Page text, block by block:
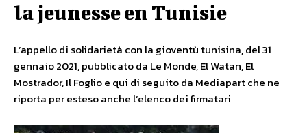
la jeunesse en Tunisie
L’appello di solidarietà con la gioventù tunisina, del 31
gennaio 2021, pubblicato da Le Monde, El Watan, El
Mostrador, Il Foglio e qui di seguito da Mediapart che ne
riporta per esteso anche l’elenco dei firmatari